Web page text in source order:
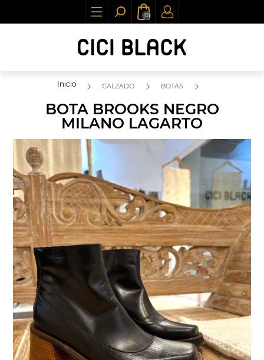
(0)
Inicio CALZADO BOTAS
BOTA BROOKS NEGRO
MILANO LAGARTO